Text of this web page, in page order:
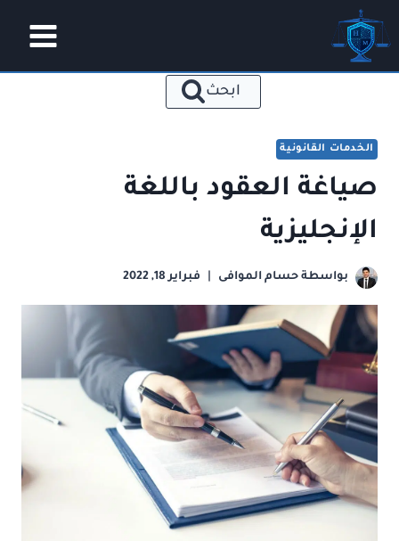
التجاوز
إلى
المحتوى
ابحث
الخدمات القانونية
صياغة العقود باللغة
الإنجليزية
بواسطة حسام الموافى فبراير 18, 2022